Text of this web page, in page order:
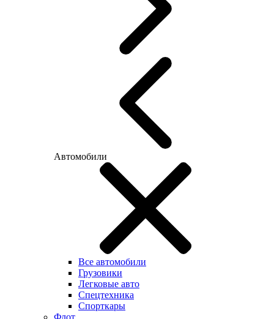
Автомобили
Все автомобили
Грузовики
Легковые авто
Спецтехника
Спорткары
Флот